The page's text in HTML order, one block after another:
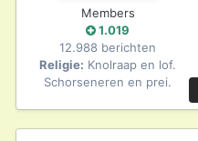
Members
1.019
12.988 berichten
Religie: Knolraap en lof.
Schorseneren en prei.